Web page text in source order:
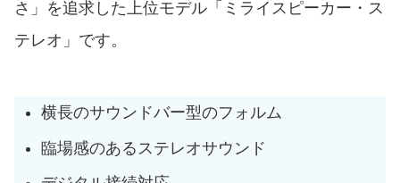
さ」を追求した上位モデル「ミライスピーカー・ス
テレオ」です。
横長のサウンドバー型のフォルム
臨場感のあるステレオサウンド